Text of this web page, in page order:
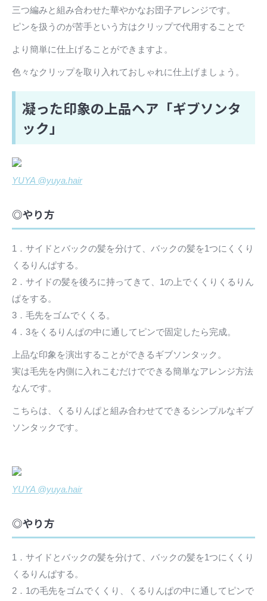
三つ編みと組み合わせた華やかなお団子アレンジです。
ピンを扱うのが苦手という方はクリップで代用することで
より簡単に仕上げることができますよ。
色々なクリップを取り入れておしゃれに仕上げましょう。
凝った印象の上品ヘア「ギブソンタ
ック」
YUYA @yuya.hair
◎やり方
1．サイドとバックの髪を分けて、バックの髪を1つにくくり
くるりんぱする。
2．サイドの髪を後ろに持ってきて、1の上でくくりくるりん
ぱをする。
3．毛先をゴムでくくる。
4．3をくるりんぱの中に通してピンで固定したら完成。
上品な印象を演出することができるギブソンタック。
実は毛先を内側に入れこむだけでできる簡単なアレンジ方法
なんです。
こちらは、くるりんぱと組み合わせてできるシンプルなギブ
ソンタックです。
YUYA @yuya.hair
◎やり方
1．サイドとバックの髪を分けて、バックの髪を1つにくくり
くるりんぱする。
2．1の毛先をゴムでくくり、くるりんぱの中に通してピンで